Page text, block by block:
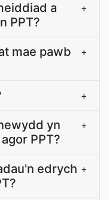
a
PPT?
+
mae pawb
+
+
yn
PPT?
+
edrych +